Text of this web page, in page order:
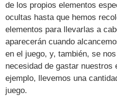
de los propios elementos
ocultas hasta que hemos
elementos para llevarlas a
aparecerán cuando
en el juego, y, también, se
necesidad de gastar nuestros
ejemplo, llevemos una
juego.